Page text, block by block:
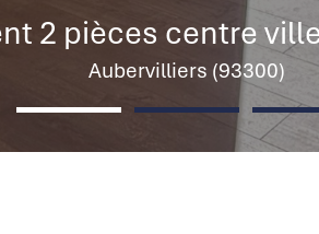
2 pièces centre
Aubervilliers (93300)